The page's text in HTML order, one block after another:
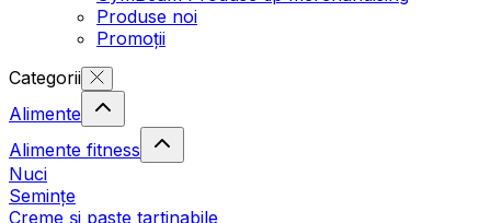
Produse noi
Promoții
Categorii
Alimente
Alimente fitness
Nuci
Semințe
Creme și paste tartinabile